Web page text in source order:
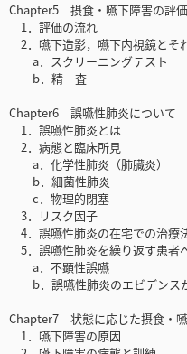
Chapter5 摂食・嚥下障害の評価
1．評価の流れ
2．嚥下造影，嚥下内視鏡とそ
a．スクリーニングテスト
b．精 査
Chapter6 誤嚥性肺炎について
1．誤嚥性肺炎とは
2．病態と臨床所見
a．化学性肺炎（肺臓炎）
b．細菌性肺炎
c．物理的閉塞
3．リスク因子
4．誤嚥性肺炎の在宅での治療
5．誤嚥性肺炎を繰り返す患者
a．不顕性誤嚥
b．誤嚥性肺炎のエビデンス
Chapter7 状態に応じた摂食・
1．嚥下障害の原因